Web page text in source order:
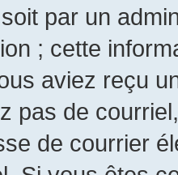
par un
; cette
aviez reçu
pas de
de courrier